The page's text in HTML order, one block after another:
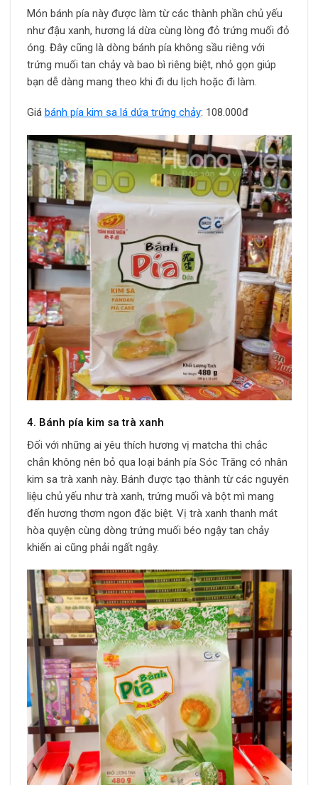
Món bánh pía này được làm từ các thành phần chủ yếu
như đậu xanh, hương lá dừa cùng lòng đỏ trứng muối đỏ
óng. Đây cũng là dòng bánh pía không sầu riêng với
trứng muối tan chảy và bao bì riêng biệt, nhỏ gọn giúp
bạn dễ dàng mang theo khi đi du lịch hoặc đi làm.
Giá bánh pía kim sa lá dứa trứng chảy: 108.000đ
4. Bánh pía kim sa trà xanh
Đối với những ai yêu thích hương vị matcha thì chắc
chắn không nên bỏ qua loại bánh pía Sóc Trăng có nhân
kim sa trà xanh này. Bánh được tạo thành từ các nguyên
liệu chủ yếu như trà xanh, trứng muối và bột mì mang
đến hương thơm ngon đặc biệt. Vị trà xanh thanh mát
hòa quyện cùng dòng trứng muối béo ngậy tan chảy
khiến ai cũng phải ngất ngây.